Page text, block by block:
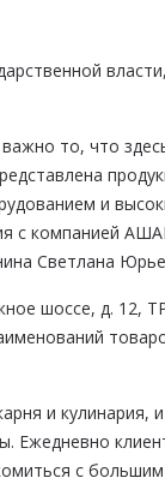
то, что
и
с компанией
Светлана
шоссе, д. 12,
и
Ежедневно
с